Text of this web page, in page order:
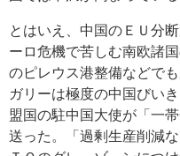
とはいえ、中国のＥＵ分
ーロ危機で苦しむ南欧諸
のピレウス港整備などで
ガリーは極度の中国びい
盟国の駐中国大使が「一
送った。「過剰生産削減